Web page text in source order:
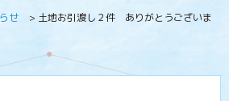
せ > 土地お引渡し２件 ありがとうございま